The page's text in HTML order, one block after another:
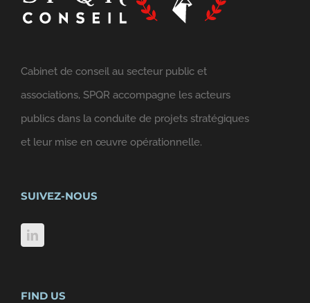
Cabinet de conseil au secteur public et
associations, SPQR accompagne les acteurs
publics dans la conduite de projets stratégiques
et leur mise en œuvre opérationnelle.
SUIVEZ-NOUS
FIND US